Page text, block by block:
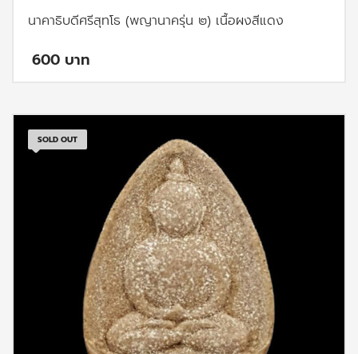
นาคาธิบดีศรีสุทโธ (พญานาครุ่น ๒) เนื้อผงสีแดง
600
SOLD OUT